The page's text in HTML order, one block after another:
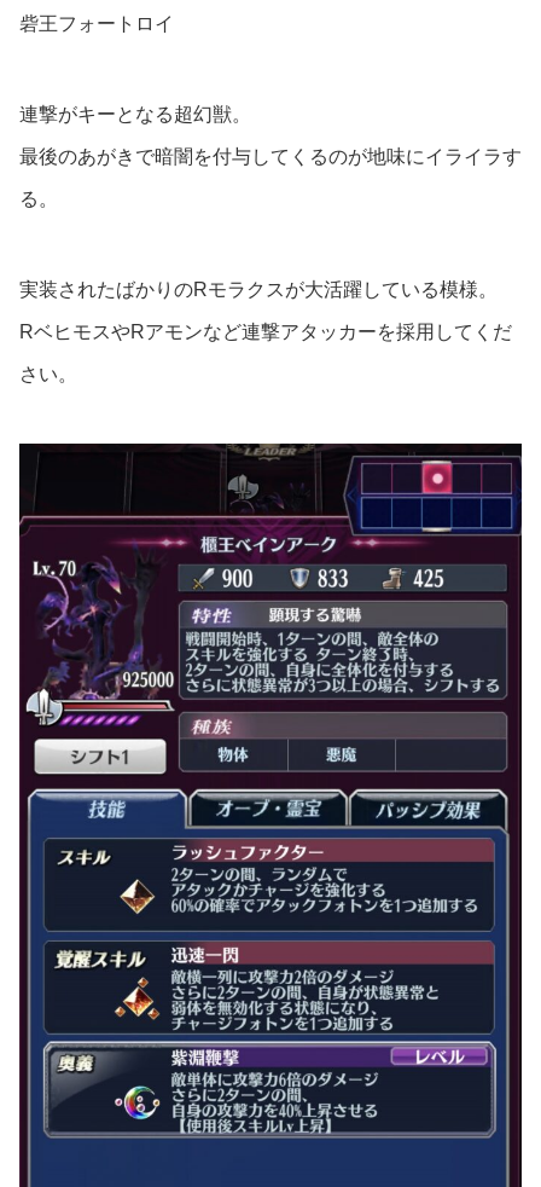
砦王フォートロイ
連撃がキーとなる超幻獣。
最後のあがきで暗闇を付与してくるのが地味にイライラす
る。
実装されたばかりのRモラクスが大活躍している模様。
RベヒモスやRアモンなど連撃アタッカーを採用してくだ
さい。